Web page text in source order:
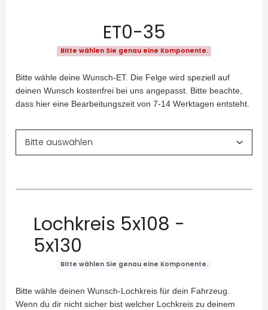
ET0-35
Bitte wählen Sie genau eine Komponente.
Bitte wähle deine Wunsch-ET. Die Felge wird speziell auf
deinen Wunsch kostenfrei bei uns angepasst. Bitte beachte,
dass hier eine Bearbeitungszeit von 7-14 Werktagen entsteht.
Lochkreis 5x108 -
5x130
Bitte wählen Sie genau eine Komponente.
Bitte wähle deinen Wunsch-Lochkreis für dein Fahrzeug.
Wenn du dir nicht sicher bist welcher Lochkreis zu deinem